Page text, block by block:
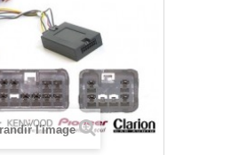
l'image